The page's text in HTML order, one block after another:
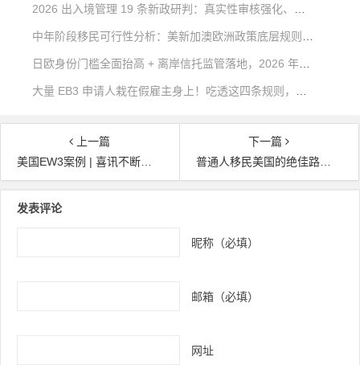
上一篇
美国EW3案例 | 喜讯不断！7组家庭劳工卡获批，美国EB3非技术移民稳步推进中
下一篇
普通人移民美国的绝佳路径，你还在犹豫，别人早已大步前进
发表评论
昵称（必填）
邮箱（必填）
网址